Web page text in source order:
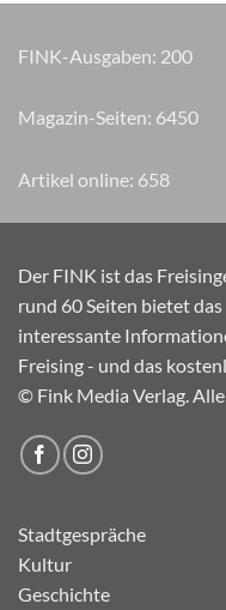
FINK-Ausgaben: 200
Magazin-Seiten: 7755
Artikel online: 658
Der FINK ist das
rund 60 Seiten bietet
interessante
Freising - und das
© Fink Media Verlag.
Stadtgespräche
Kultur
Geschichte